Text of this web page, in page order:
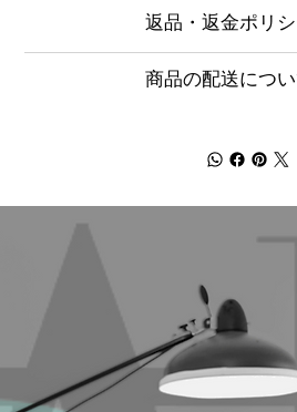
返品・返金ポリ
商品の配送につ